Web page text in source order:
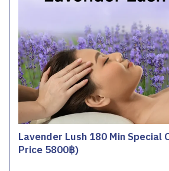
Lavender Lush 180 Min Special
Price 5800฿)